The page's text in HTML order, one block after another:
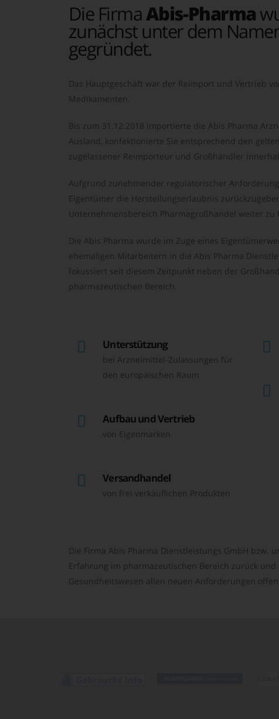
Die FirmaAbis-Pharma
zunächst unter dem
gegründet.
Das Hauptgeschäft war der Reimport und Vertrieb
Medikamenten.
Bis zum 31.12.2018 importierte die Abis Pharma
Ausland, konfektionierte Sie entsprechend den
zugelassener Reimporteur und Großhändler
Aufgrund zunehmender regulatorischer
Eigentümer die Herstellungserlaubnis
Unternehmensbereich Pharmagroßhandel weiter zu
Die Abis Pharma wurde im Zuge eines
ehemaligen Mitarbeitern in die Abis Pharma
fokussiert seit diesem Zeitpunkt neben der
pharmazeutischen Bereich.
Unterstützung
bei Arzneimittel-Zulassungen für
den europäischen Raum
Aufbau und Vertrieb
von Eigenmarken
Versandhandel
von frei verkäuflichen Produkten
Die Firma Abis Pharma Dienstleistungs GmbH bzw.
Erfahrung im pharmazeutischen Bereich zurück
Gesundheitswesen allen neuen Anforderungen